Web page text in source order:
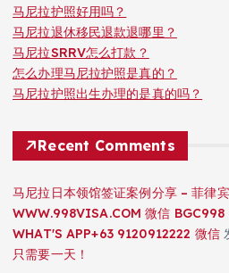
马尼拉护照好用吗？
马尼拉退休移民退款退哪里？
马尼拉SRRV怎么打款？
怎么办理马尼拉护照是真的？
马尼拉护照出生办理的是真的吗？
Recent Comments
马尼拉日本领馆签证案例分享 – 菲律
WWW.998VISA.COM 微信
WHAT'S APP+63 9120912222 微信
只需要一天！